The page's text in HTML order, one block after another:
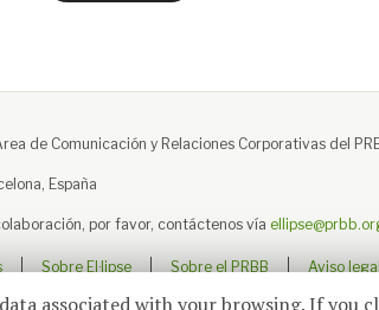
de Comunicación y Relaciones Corporativas del
España
por favor, contáctenos vía
Sobre El·lipse Sobre el PRBB Aviso legal
associated with your browsing. If you